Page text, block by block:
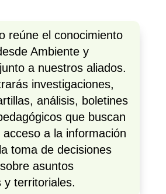
reúne el conocimiento
Ambiente y
a nuestros aliados.
investigaciones,
análisis, boletines
que buscan
a la información
toma de decisiones
asuntos
y territoriales.